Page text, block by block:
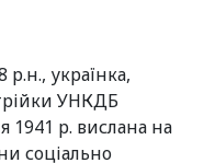
р.н., українка,
УНКДБ
1941 р. вислана на
соціально